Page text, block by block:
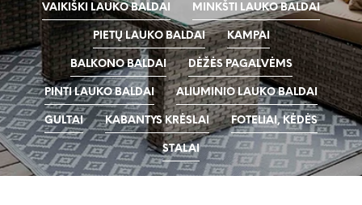
VAIKIŠKI LAUKO BALDAI MINKŠTI LAUKO BALDAI
PIETŲ LAUKO BALDAI KAMPAI
BALKONO BALDAI DĖŽĖS PAGALVĖMS
PINTI LAUKO BALDAI ALIUMINIO LAUKO BALDAI
GULTAI KABANTYS KRĖSLAI FOTELIAI, KĖDĖS
STALAI